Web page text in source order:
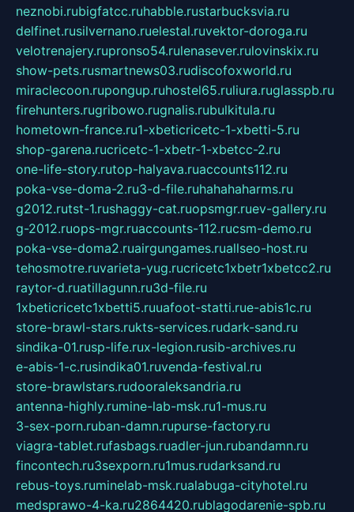
neznobi.rubigfatcc.ruhabble.rustarbucksvia.ru
delfinet.rusilvernano.ruelestal.ruvektor-doroga.ru
velotrenajery.rupronso54.rulenasever.rulovinskix.ru
show-pets.rusmartnews03.rudiscofoxworld.ru
miraclecoon.rupongup.ruhostel65.ruliura.ruglasspb.ru
firehunters.rugribowo.rugnalis.rubulkitula.ru
hometown-france.ru1-xbeticricetc-1-xbetti-5.ru
shop-garena.rucricetc-1-xbetr-1-xbetcc-2.ru
one-life-story.rutop-halyava.ruaccounts112.ru
poka-vse-doma-2.ru3-d-file.ruhahahaharms.ru
g2012.rutst-1.rushaggy-cat.ruopsmgr.ruev-gallery.ru
g-2012.ruops-mgr.ruaccounts-112.rucsm-demo.ru
poka-vse-doma2.ruairgungames.ruallseo-host.ru
tehosmotre.ruvarieta-yug.rucricetc1xbetr1xbetcc2.ru
raytor-d.ruatillagunn.ru3d-file.ru
1xbeticricetc1xbetti5.ruuafoot-statti.rue-abis1c.ru
store-brawl-stars.rukts-services.rudark-sand.ru
sindika-01.rusp-life.rux-legion.rusib-archives.ru
e-abis-1-c.rusindika01.ruvenda-festival.ru
store-brawlstars.rudooraleksandria.ru
antenna-highly.rumine-lab-msk.ru1-mus.ru
3-sex-porn.ruban-damn.rupurse-factory.ru
viagra-tablet.rufasbags.ruadler-jun.rubandamn.ru
fincontech.ru3sexporn.ru1mus.rudarksand.ru
rebus-toys.ruminelab-msk.rualabuga-cityhotel.ru
medsprawo-4-ka.ru2864420.rublagodarenie-spb.ru